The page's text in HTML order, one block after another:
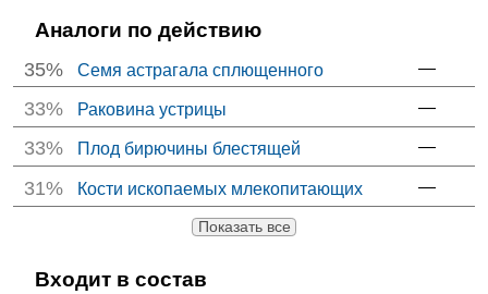
Аналоги по действию
35% —
Семя астрагала сплющенного
33% —
Раковина устрицы
33% —
Плод бирючины блестящей
31% —
Кости ископаемых млекопитающих
Показать все
Входит в состав